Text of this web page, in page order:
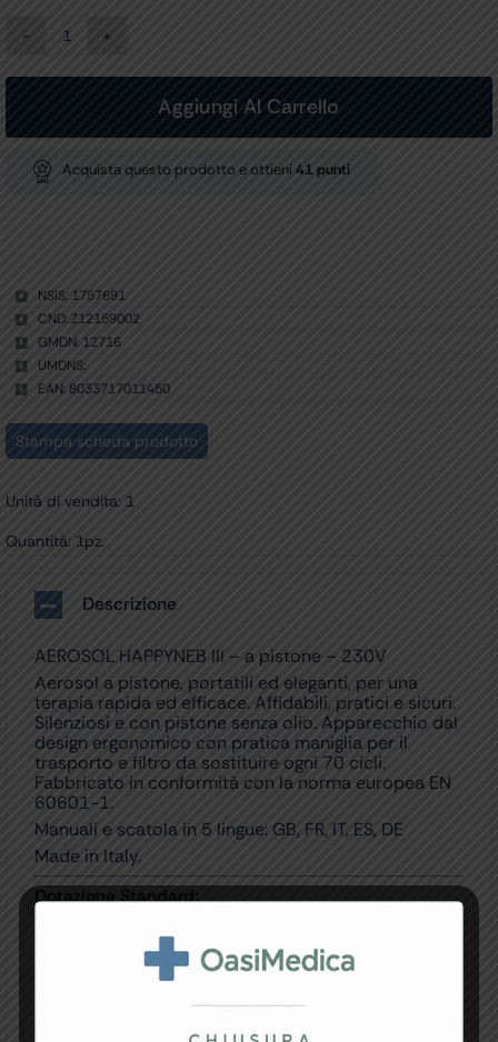
AEROSOL
III
-
230V
quantità
Aggiungi Al Carrello
Acquista questo prodotto e ottieni 41 punti
NSIS: 1757691
CND: Z12159002
GMDN: 12716
UMDNS:
EAN: 8033717011450
Stampa scheda prodotto
Unità di vendita: 1
Quantità: 1pz.
Descrizione
AEROSOL HAPPYNEB III – a pistone – 230V
Aerosol a pistone, portatili ed eleganti, per una
terapia rapida ed efficace. Affidabili, pratici e sicuri.
Silenziosi e con pistone senza olio. Apparecchio dal
design ergonomico con pratica maniglia per il
trasporto e filtro da sostituire ogni 70 cicli.
Fabbricato in conformità con la norma europea EN
60601-1.
Manuali e scatola in 5 lingue: GB, FR, IT, ES, DE
Made in Italy.
Dotazione Standard:
Mascherina adulti e pediatrica